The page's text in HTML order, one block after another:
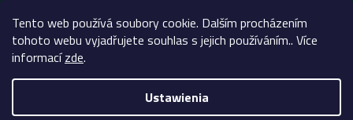
Tento web používá soubory cookie. Dalším procházením
tohoto webu vyjadřujete souhlas s jejich používáním.. Více
informacízde.
Ustawienia
KONTAKT